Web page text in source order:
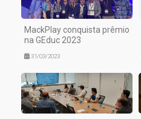
MackPlay conquista prêmio
na GEduc 2023
31/03/2023